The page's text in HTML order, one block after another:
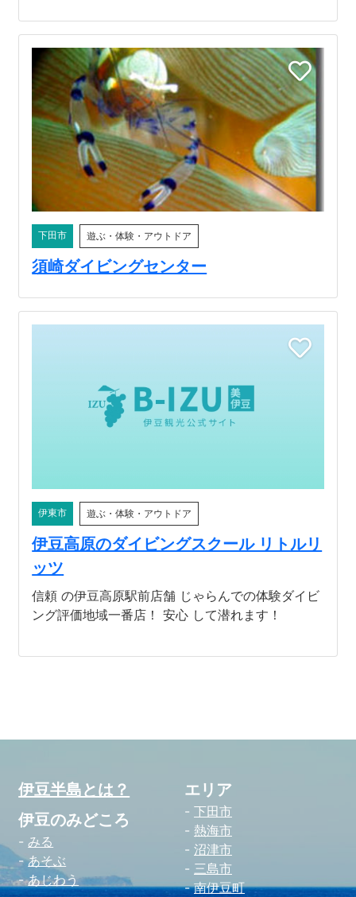
下田市 遊ぶ・体験・アウトドア
須崎ダイビングセンター
伊東市 遊ぶ・体験・アウトドア
伊豆高原のダイビングスクール リトルリ
ッツ
信頼 の伊豆高原駅前店舗 じゃらんでの体験ダイビ
ング評価地域一番店！ 安心 して潜れます！
伊豆半島とは？
伊豆のみどころ
みる
あそぶ
あじわう
エリア
下田市
熱海市
沼津市
三島市
南伊豆町